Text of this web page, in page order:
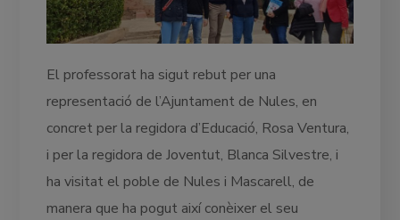
El professorat ha sigut rebut per una
representació de l’Ajuntament de Nules, en
concret per la regidora d’Educació, Rosa Ventura,
i per la regidora de Joventut, Blanca Silvestre, i
ha visitat el poble de Nules i Mascarell, de
manera que ha pogut així conèixer el seu